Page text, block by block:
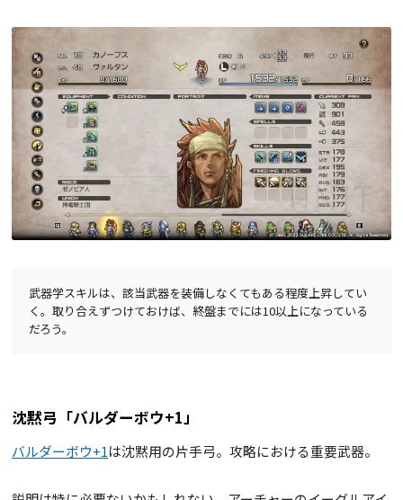
武器学スキルは、該当武器を装備しなくてもある程度上昇してい
く。取り合えずつけておけば、終盤までには10以上になっている
だろう。
沈黙弓「バルダーボウ+1」
バルダーボウ+1は沈黙用の片手弓。攻略における重要武器。